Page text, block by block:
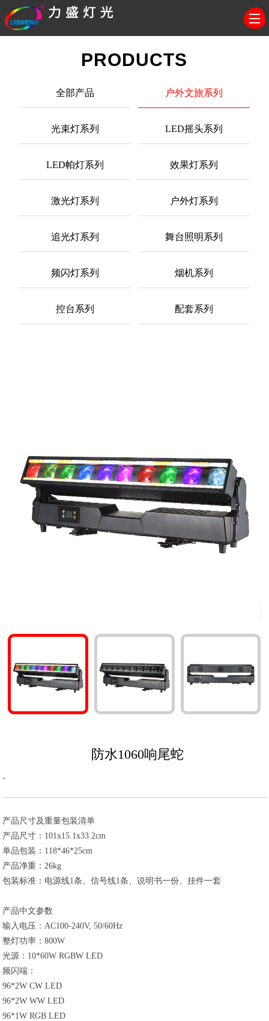
PRODUCTS
全部产品 户外文旅系列
光束灯系列 LED摇头系列
LED帕灯系列 效果灯系列
激光灯系列 户外灯系列
追光灯系列 舞台照明系列
频闪灯系列 烟机系列
控台系列 配套系列
防水1060响尾蛇
-
产品尺寸及重量包装清单
产品尺寸：101x15.1x33.2cm
单品包装：118*46*25cm
产品净重：26kg
包装标准：电源线1条、信号线1条、说明书一份、挂件一套
产品中文参数
输入电压：AC100-240V, 50/60Hz
整灯功率：800W
光源：10*60W RGBW LED
频闪端：
96*2W CW LED
96*2W WW LED
96*1W RGB LED